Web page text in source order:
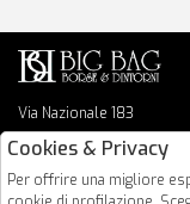
Via Nazionale 183
64026 Roseto Degli
Cookies & Privacy
Per offrire una migliore